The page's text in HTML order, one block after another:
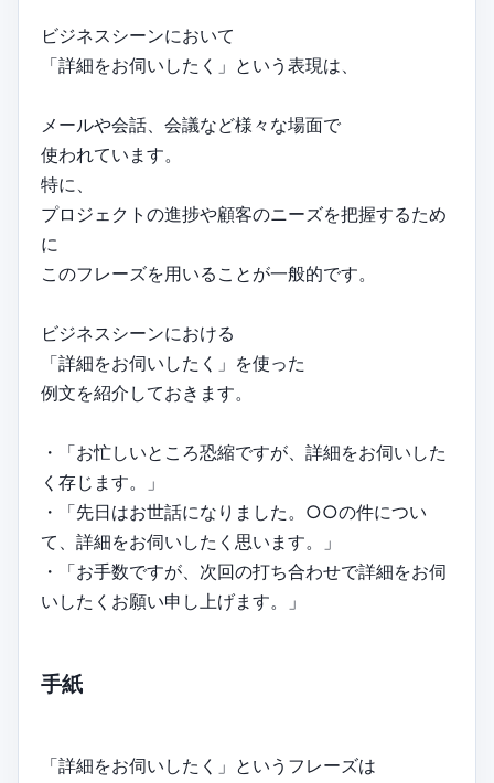
ビジネスシーンにおいて
「詳細をお伺いしたく」という表現は、
メールや会話、会議など様々な場面で
使われています。
特に、
プロジェクトの進捗や顧客のニーズを把握するため
に
このフレーズを用いることが一般的です。
ビジネスシーンにおける
「詳細をお伺いしたく」を使った
例文を紹介しておきます。
・「お忙しいところ恐縮ですが、詳細をお伺いした
く存じます。」
・「先日はお世話になりました。○○の件につい
て、詳細をお伺いしたく思います。」
・「お手数ですが、次回の打ち合わせで詳細をお伺
いしたくお願い申し上げます。」
手紙
「詳細をお伺いしたく」というフレーズは